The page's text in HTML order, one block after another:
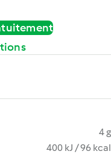
4 g
400 kJ / 96 kcal